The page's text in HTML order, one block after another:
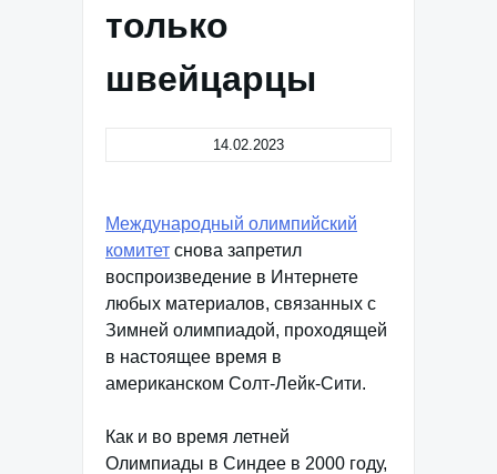
только
швейцарцы
14.02.2023
Международный олимпийский
комитет снова запретил
воспроизведение в Интернете
любых материалов, связанных с
Зимней олимпиадой, проходящей
в настоящее время в
американском Солт-Лейк-Сити.
Как и во время летней
Олимпиады в Синдее в 2000 году,